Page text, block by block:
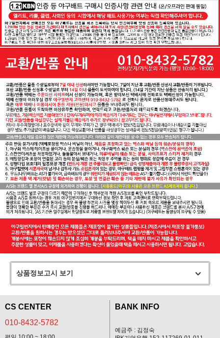
상품정보고시 보기
CS CENTER
010-8432-5782
BANK INFO
예금주 : 김정숙